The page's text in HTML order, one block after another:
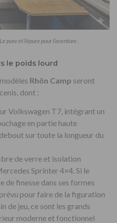
pure et l’épure pour l’aventure.
le poids lourd
Rhön Camp seront
dont :
Volkswagen T7, intégrant un
en partie haute
sur toute la longueur du
de verre et isolation
Sprinter 4×4. Si le
de finesse dans ses formes
pour faire de la figuration
de jeu, ce sont les grands
moderne et fonctionnel